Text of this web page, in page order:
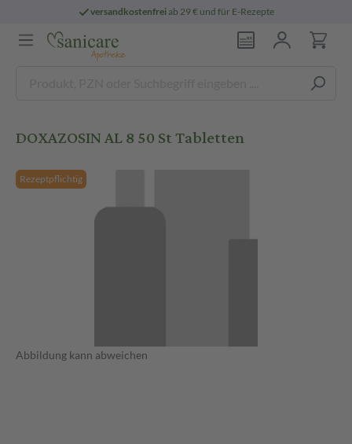
versandkostenfreiab 29 € und für E-Rezepte
DOXAZOSIN AL 8 50 St Tabletten
Rezeptpflichtig
Abbildung kann abweichen